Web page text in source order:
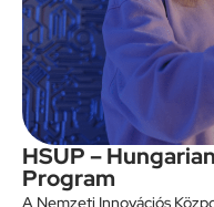
HSUP –
Program
A Nemzeti Innovációs